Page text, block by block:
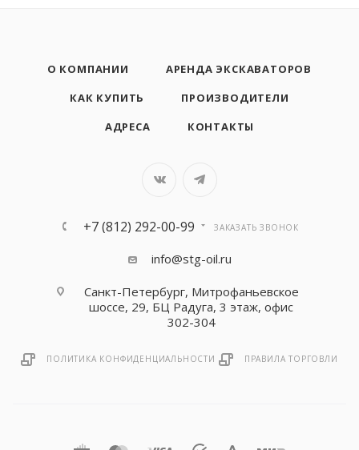
О КОМПАНИИ
АРЕНДА ЭКСКАВАТОРОВ
КАК КУПИТЬ
ПРОИЗВОДИТЕЛИ
АДРЕСА
КОНТАКТЫ
+7 (812) 292-00-99 ЗАКАЗАТЬ ЗВОНОК
info@stg-oil.ru
Санкт-Петербург, Митрофаньевское
шоссе, 29, БЦ Радуга, 3 этаж, офис
302-304
ПОЛИТИКА КОНФИДЕНЦИАЛЬНОСТИ ПРАВИЛА ТОРГОВЛИ